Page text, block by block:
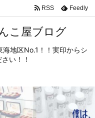
こ屋ブログ
地区No.1！！実印からシ
い！！
RSS Feedly